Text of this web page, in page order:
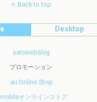
Back to top
Desktop
satoweb-blog
プロモーション
au Online Shop
オンラインストア